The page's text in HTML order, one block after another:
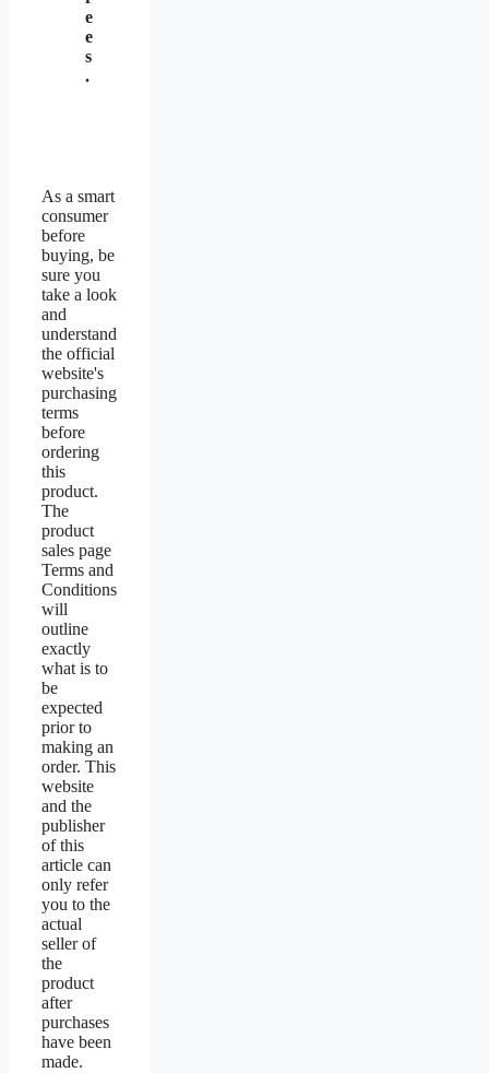
e
e
s
.
As a smart
consumer
before
buying, be
sure you
take a look
and
understand
the official
website's
purchasing
terms
before
ordering
this
product.
The
product
sales page
Terms and
Conditions
will
outline
exactly
what is to
be
expected
prior to
making an
order. This
website
and the
publisher
of this
article can
only refer
you to the
actual
seller of
the
product
after
purchases
have been
made.